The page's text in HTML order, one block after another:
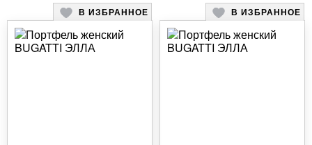
В ИЗБРАННОЕ В ИЗБРАННОЕ